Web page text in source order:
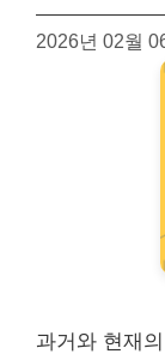
2026년 02월
과거와 현재